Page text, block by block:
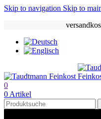
Skip to navigation Skip to
0
0 Artikel